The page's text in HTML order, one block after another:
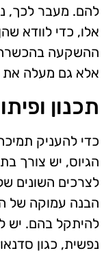
להם. מעבר לכך,
אלו, כדי לוודא
ההשקעה בהכשרה
אלא גם מעלה את
תכנון
כדי להעניק
הגיוס, יש צורך
לצרכים השונים
הבנה עמוקה של
להיתקל בהם. יש
נפשית, כגון